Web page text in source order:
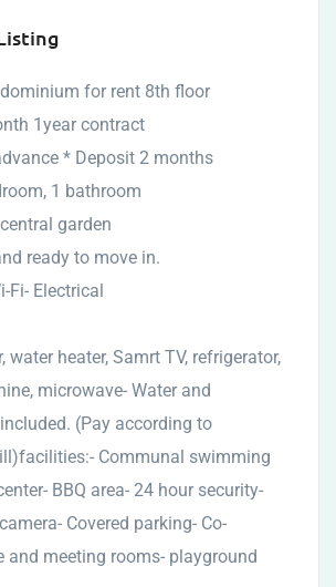
for rent 8th floor
1year contract
* Deposit 2 months
1 bathroom
garden
ready to move in.
Fi- Electrical
water heater, Samrt TV, refrigerator,
microwave- Water and
(Pay according to
Communal swimming
BBQ area- 24 hour security-
Covered parking- Co-
and meeting rooms- playground